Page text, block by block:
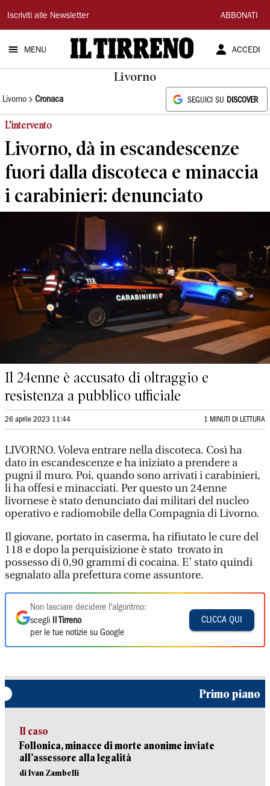
Il
Tirreno
Iscriviti alle Newsletter ABBONATI
MENU ACCEDI
Livorno
Livorno Cronaca SEGUICI SU DISCOVER
L’intervento
Livorno, dà in escandescenze
fuori dalla discoteca e minaccia
i carabinieri: denunciato
Il 24enne è accusato di oltraggio e
resistenza a pubblico ufficiale
26 aprile 2023 11:44 1 MINUTI DI LETTURA
LIVORNO. Voleva entrare nella discoteca. Così ha
dato in escandescenze e ha iniziato a prendere a
pugni il muro. Poi, quando sono arrivati i carabinieri,
li ha offesi e minacciati. Per questo un 24enne
livornese è stato denunciato dai militari del nucleo
operativo e radiomobile della Compagnia di Livorno.
Il giovane, portato in caserma, ha rifiutato le cure del
118 e dopo la perquisizione è stato trovato in
possesso di 0,90 grammi di cocaina. E’ stato quindi
segnalato alla prefettura come assuntore.
Non lasciare decidere l'algoritmo:
scegli
Il Tirreno
per le tue notizie su Google
CLICCA QUI
Primo piano
Il caso
Follonica, minacce di morte anonime inviate
all’assessore alla legalità
di Ivan Zambelli